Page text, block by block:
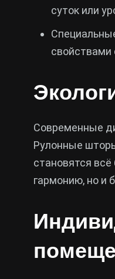
суток или
свойствами
Современные
Рулонные
становятся
гармонию, но и